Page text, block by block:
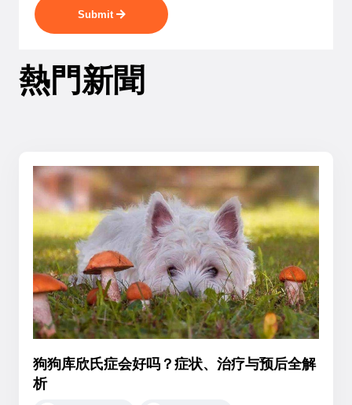
Submit
熱門新聞
狗狗库欣氏症会好吗？症状、治疗与预后全解
析